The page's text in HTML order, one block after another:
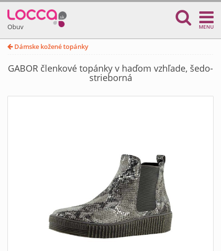
Obuv MENU
Dámske kožené topánky
GABOR členkové topánky v haďom vzhľade, šedo-
strieborná